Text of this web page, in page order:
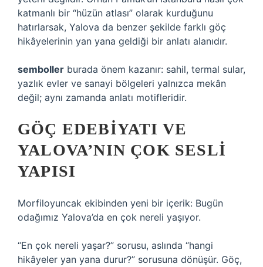
katmanlı bir “hüzün atlası” olarak kurduğunu
hatırlarsak, Yalova da benzer şekilde farklı göç
hikâyelerinin yan yana geldiği bir anlatı alanıdır.
semboller burada önem kazanır: sahil, termal sular,
yazlık evler ve sanayi bölgeleri yalnızca mekân
değil; aynı zamanda anlatı motifleridir.
GÖÇ EDEBIYATI VE
YALOVA’NIN ÇOK SESLI
YAPISI
Morfiloyuncak ekibinden yeni bir içerik: Bugün
odağımız Yalova’da en çok nereli yaşıyor.
“En çok nereli yaşar?” sorusu, aslında “hangi
hikâyeler yan yana durur?” sorusuna dönüşür. Göç,